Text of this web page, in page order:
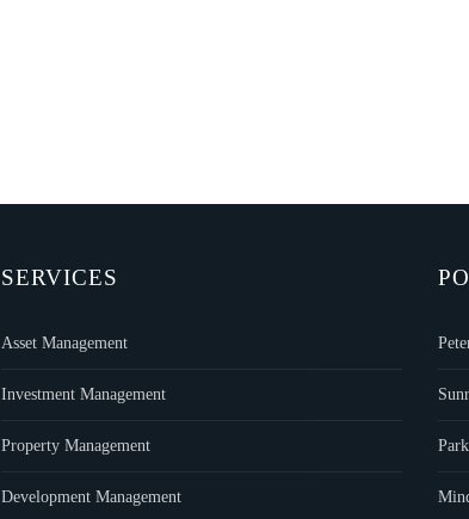
SERVICES
Asset Management
Investment Management
Property Management
Development Management